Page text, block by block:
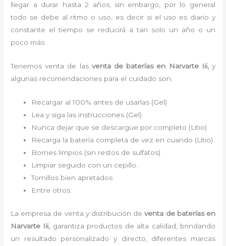
llegar a durar hasta 2 años, sin embargo, por lo general
todo se debe al ritmo o uso, es decir si el uso es diario y
constante el tiempo se reducirá a tan solo un año o un
poco más.
Tenemos venta de las venta de bateríasen Narvarte Iii, y
algunas recomendaciones para el cuidado son:
Recargar al 100% antes de usarlas (Gel)
Lea y siga las instrucciones (Gel)
Nunca dejar que se descargue por completo (Litio)
Recarga la batería completa de vez en cuando (Litio)
Bornes limpios (sin restos de sulfatos)
Limpiar seguido con un cepillo.
Tornillos bien apretados
Entre otros.
La empresa de venta y distribución deventa de bateríasen
Narvarte Iii, garantiza productos de alta calidad, brindando
un resultado personalizado y directo, diferentes marcas